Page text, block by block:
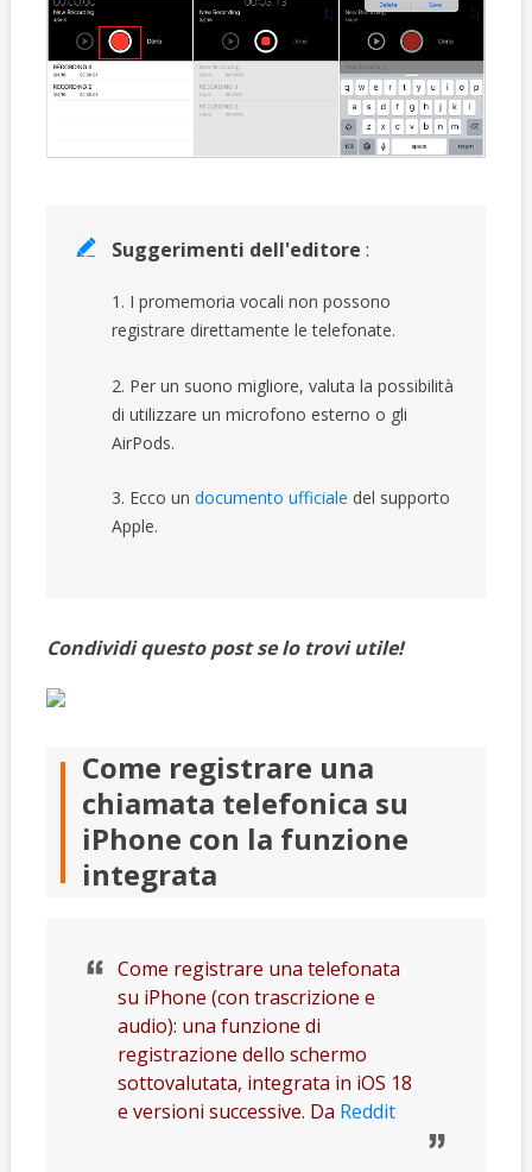
 Suggerimenti dell'editore :
1. I promemoria vocali non possono
registrare direttamente le telefonate.
2. Per un suono migliore, valuta la possibilità
di utilizzare un microfono esterno o gli
AirPods.
3. Ecco un documento ufficiale del supporto
Apple.
Condividi questo post se lo trovi utile!
Come registrare una
chiamata telefonica su
iPhone con la funzione
integrata
Come registrare una telefonata
su iPhone (con trascrizione e
audio): una funzione di
registrazione dello schermo
sottovalutata, integrata in iOS 18
e versioni successive. Da Reddit